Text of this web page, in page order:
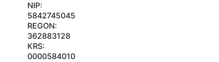
NIP:
5842745045
REGON:
362883128
KRS:
0000584010